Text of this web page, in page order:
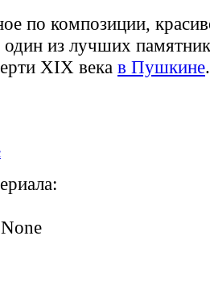
по композиции,
один из лучших
XIX века в Пушкине.
None